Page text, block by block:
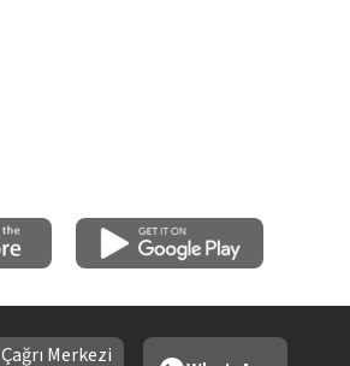
Çağrı Merkezi